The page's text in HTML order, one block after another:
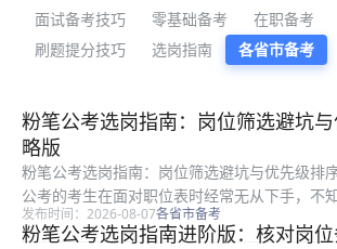
面试备考技巧
零基础备考 在职备考
刷题提分技巧
选岗指南 各省市备考
最新公考备考资料
粉笔公考选岗指南：岗位筛选避坑
略版
粉笔公考选岗指南：岗位筛选避坑与优先级排
公考的考生在面对职位表时经常无从下手，不
合自身条件的岗位，也容易踩中选岗误区影响
是粉笔整理的实用选岗指南，面向所有备考公
发布时间：2026-08-07各省市备考
粉笔公考选岗指南进阶版：核对岗